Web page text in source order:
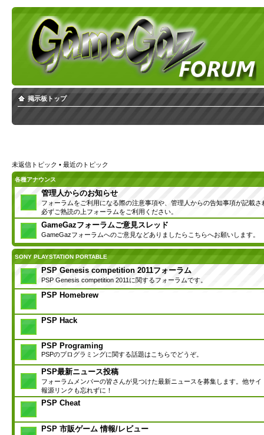
掲示板トップ
未返信トピック • 最近のトピック
各種アナウンス
管理人からのお知らせ
フォーラムをご利用になる際の注意事項や、管理人からの告知事項が記載さ
必ずご熟読の上フォーラムをご利用ください。
GameGazフォーラムご意見スレッド
GameGazフォーラムへのご意見などありましたらこちらへお願いします。
SONY PLAYSTATION PORTABLE
PSP Genesis competition 2011フォーラム
PSP Genesis competition 2011に関するフォーラムです。
PSP Homebrew
PSP Hack
PSP Programing
PSPのプログラミングに関する話題はこちらでどうぞ。
PSP最新ニュース投稿
フォーラムメンバーの皆さんが見つけた最新ニュースを募集します。他サイ
報源リンクも忘れずに！
PSP Cheat
PSP 市販ゲーム 情報/レビュー